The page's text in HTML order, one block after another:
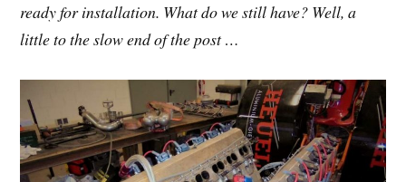
ready for installation. What do we still have? Well, a
little to the slow end of the post …